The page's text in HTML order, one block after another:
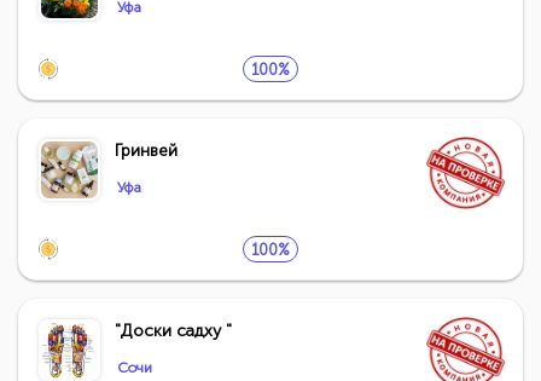
Уфа
100%
Гринвей
Уфа
100%
"Доски садху "
Сочи